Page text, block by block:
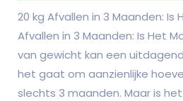
20 kg Afvallen in 3 Maanden: Is
Afvallen in 3 Maanden: Is Het
van gewicht kan een
het gaat om aanzienlijke
slechts 3 maanden. Maar is